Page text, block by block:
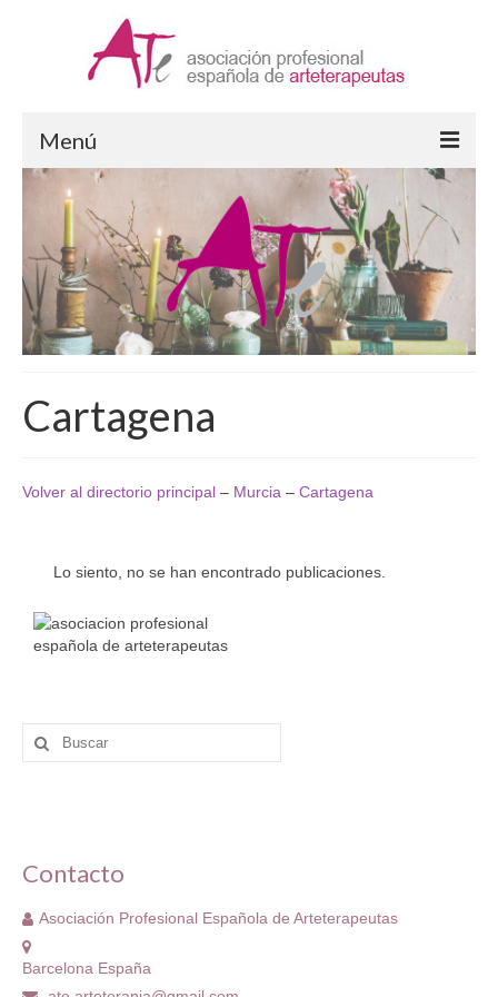
Menú
Arteterapia
¿Qué es la Arteterapia?
Formación en Arteterapia
Ejercicio de la Arteterapia
ATe Asociación
Estatutos ATe
Arteterapeutas Didactas
FEAPA Certificadas
Grupo de Formación continuada
Grupo Educación
Grupo Investigación
Cartagena
Volver al directorio principal – Murcia – Cartagena
Lo siento, no se han encontrado publicaciones.
Buscar
por:
Contacto
Asociación Profesional Española de Arteterapeutas
Barcelona España